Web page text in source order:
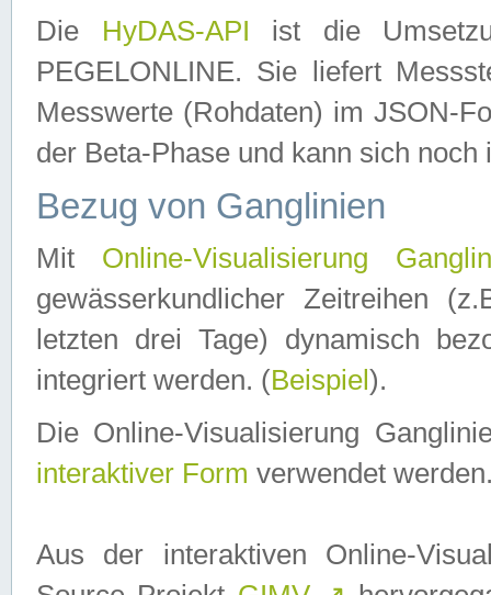
Die HyDAS-API ist die
PEGELONLINE. Sie liefert
Messwerte (Rohdaten) im JSON-
der Beta-Phase und kann sich noch
Bezug von Ganglinien
Mit Online-Visualisierung
gewässerkundlicher Zeitreihen
letzten drei Tage) dynamisch
integriert werden. (Beispiel ).
Die Online-Visualisierung
interaktiver Form verwendet
Aus der interaktiven Online-